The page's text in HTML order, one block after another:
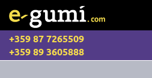
+359 87 7265509
+359 89 3605888